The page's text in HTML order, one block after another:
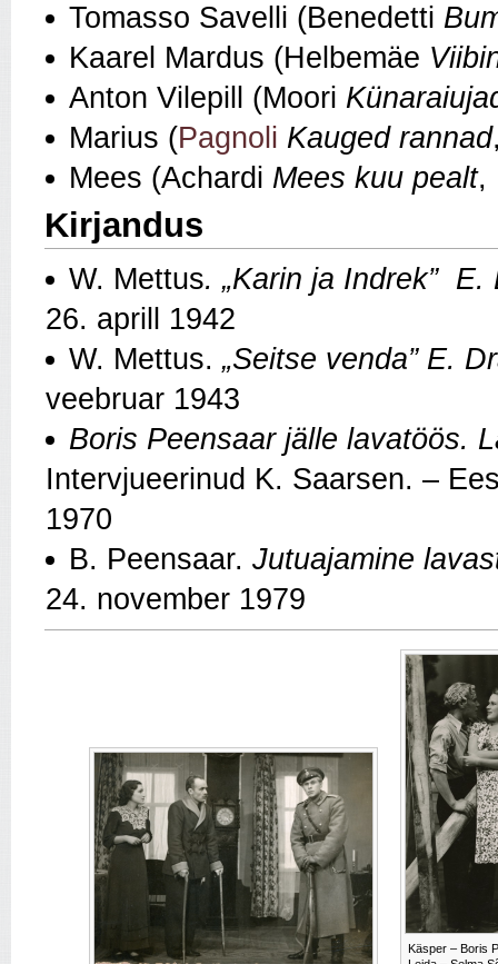
Tomasso Savelli (Benedetti
Kaarel Mardus (Helbemäe
Anton Vilepill (Moori
Marius (Pagnoli Kauged rannad
Mees (Achardi Mees kuu pealt,
Kirjandus
W. Mettus. „Karin ja Indrek”
26. aprill 1942
W. Mettus. „Seitse venda” E.
veebruar 1943
Boris Peensaar jälle lavatöös.
Intervjueerinud K. Saarsen. –
1970
B. Peensaar. Jutuajamine
24. november 1979
Käsper – Boris